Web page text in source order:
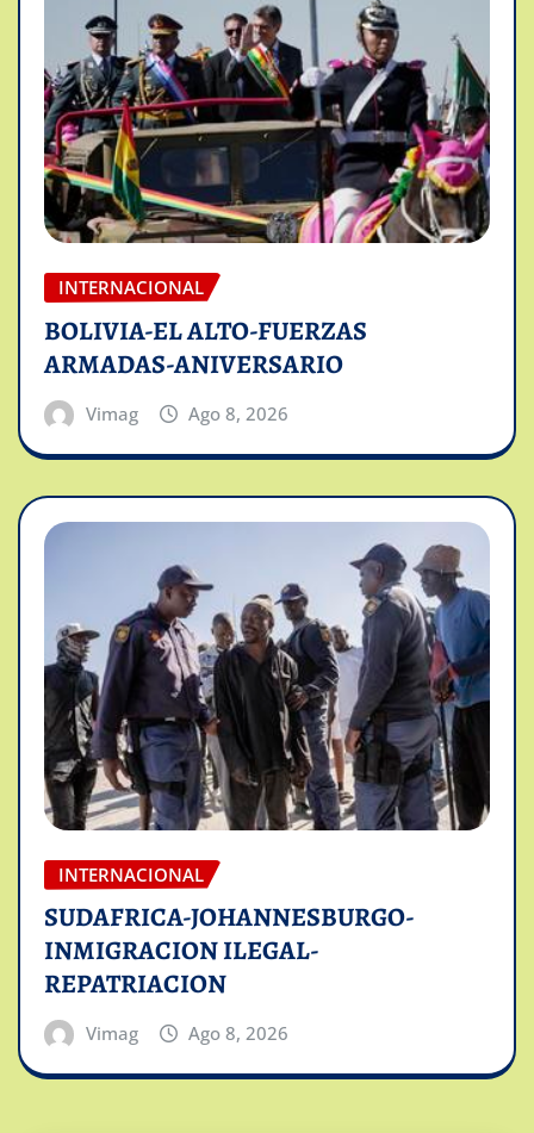
INTERNACIONAL
BOLIVIA-EL ALTO-FUERZAS
ARMADAS-ANIVERSARIO
Vimag Ago 8, 2026
INTERNACIONAL
SUDAFRICA-JOHANNESBURGO-
INMIGRACION ILEGAL-
REPATRIACION
Vimag Ago 8, 2026